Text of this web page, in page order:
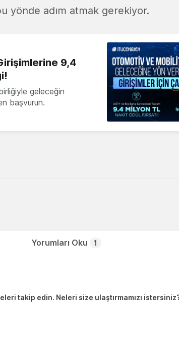
yönde adım atmak gerekiyor.
9,4
geleceğin
başvurun.
Yorumları Oku 1
takip edin. Neleri size ulaştırmamızı